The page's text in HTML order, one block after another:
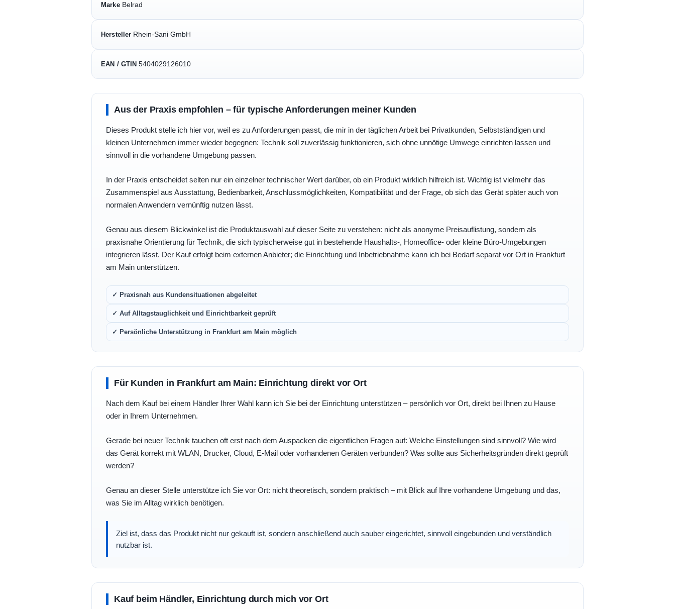
Marke Belrad
Hersteller Rhein-Sani GmbH
EAN / GTIN 5404029126010
Aus der Praxis empfohlen – für typische Anforderungen meiner Kunden
Dieses Produkt stelle ich hier vor, weil es zu Anforderungen passt, die mir in der täglichen Arbeit bei Privatkunden, Selbstständigen und
kleinen Unternehmen immer wieder begegnen: Technik soll zuverlässig funktionieren, sich ohne unnötige Umwege einrichten lassen und
sinnvoll in die vorhandene Umgebung passen.
In der Praxis entscheidet selten nur ein einzelner technischer Wert darüber, ob ein Produkt wirklich hilfreich ist. Wichtig ist vielmehr das
Zusammenspiel aus Ausstattung, Bedienbarkeit, Anschlussmöglichkeiten, Kompatibilität und der Frage, ob sich das Gerät später auch von
normalen Anwendern vernünftig nutzen lässt.
Genau aus diesem Blickwinkel ist die Produktauswahl auf dieser Seite zu verstehen: nicht als anonyme Preisauflistung, sondern als
praxisnahe Orientierung für Technik, die sich typischerweise gut in bestehende Haushalts-, Homeoffice- oder kleine Büro-Umgebungen
integrieren lässt. Der Kauf erfolgt beim externen Anbieter; die Einrichtung und Inbetriebnahme kann ich bei Bedarf separat vor Ort in Frankfurt
am Main unterstützen.
✓ Praxisnah aus Kundensituationen abgeleitet
✓ Auf Alltagstauglichkeit und Einrichtbarkeit geprüft
✓ Persönliche Unterstützung in Frankfurt am Main möglich
Für Kunden in Frankfurt am Main: Einrichtung direkt vor Ort
Nach dem Kauf bei einem Händler Ihrer Wahl kann ich Sie bei der Einrichtung unterstützen – persönlich vor Ort, direkt bei Ihnen zu Hause
oder in Ihrem Unternehmen.
Gerade bei neuer Technik tauchen oft erst nach dem Auspacken die eigentlichen Fragen auf: Welche Einstellungen sind sinnvoll? Wie wird
das Gerät korrekt mit WLAN, Drucker, Cloud, E-Mail oder vorhandenen Geräten verbunden? Was sollte aus Sicherheitsgründen direkt geprüft
werden?
Genau an dieser Stelle unterstütze ich Sie vor Ort: nicht theoretisch, sondern praktisch – mit Blick auf Ihre vorhandene Umgebung und das,
was Sie im Alltag wirklich benötigen.
Ziel ist, dass das Produkt nicht nur gekauft ist, sondern anschließend auch sauber eingerichtet, sinnvoll eingebunden und verständlich
nutzbar ist.
Kauf beim Händler, Einrichtung durch mich vor Ort